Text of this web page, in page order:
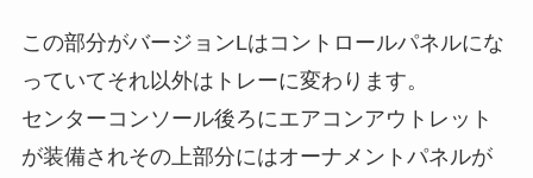
この部分がバージョンLはコントロールパネルにな
っていてそれ以外はトレーに変わります。
センターコンソール後ろにエアコンアウトレット
が装備されその上部分にはオーナメントパネルが